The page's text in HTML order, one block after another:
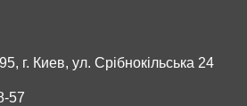
г. Киев, ул. Срібнокільська 24
57